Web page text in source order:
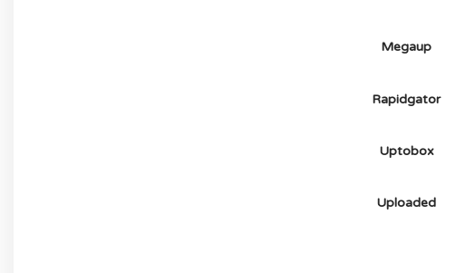
Megaup
Rapidgator
Uptobox
Uploaded